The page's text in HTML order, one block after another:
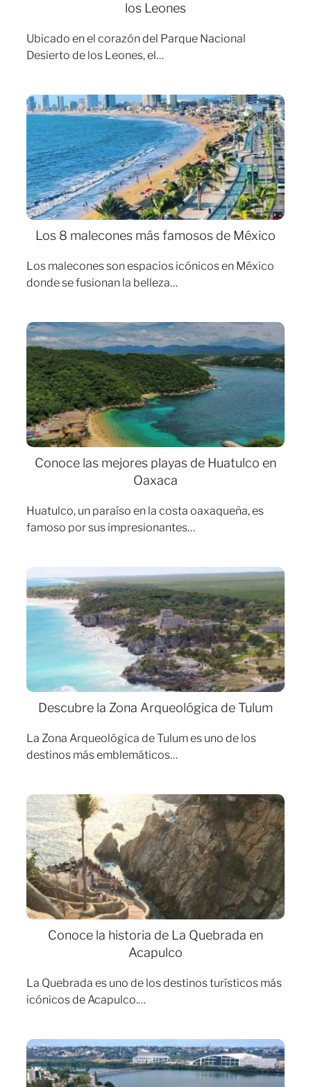
los Leones
Ubicado en el corazón del Parque Nacional
Desierto de los Leones, el…
Los 8 malecones más famosos de México
Los malecones son espacios icónicos en México
donde se fusionan la belleza…
Conoce las mejores playas de Huatulco en
Oaxaca
Huatulco, un paraíso en la costa oaxaqueña, es
famoso por sus impresionantes…
Descubre la Zona Arqueológica de Tulum
La Zona Arqueológica de Tulum es uno de los
destinos más emblemáticos…
Conoce la historia de La Quebrada en
Acapulco
La Quebrada es uno de los destinos turísticos más
icónicos de Acapulco.…